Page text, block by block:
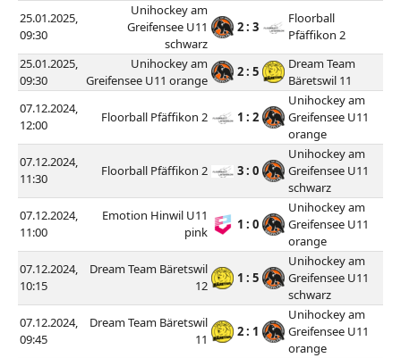
25.01.2025,
09:30
Unihockey am
Greifensee U11
schwarz
2 : 3
Floorball
Pfäffikon 2
25.01.2025,
09:30
Unihockey am
Greifensee U11 orange
2 : 5
Dream Team
Bäretswil 11
07.12.2024,
12:00
Floorball Pfäffikon 2 1 : 2
Unihockey am
Greifensee U11
orange
07.12.2024,
11:30
Floorball Pfäffikon 2 3 : 0
Unihockey am
Greifensee U11
schwarz
07.12.2024,
11:00
Emotion Hinwil U11
pink
1 : 0
Unihockey am
Greifensee U11
orange
07.12.2024,
10:15
Dream Team Bäretswil
12
1 : 5
Unihockey am
Greifensee U11
schwarz
07.12.2024,
09:45
Dream Team Bäretswil
11
2 : 1
Unihockey am
Greifensee U11
orange